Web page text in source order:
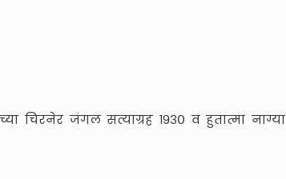
चिरनेर जंगल सत्याग्रह १९३० व हुतात्मा नाग्या